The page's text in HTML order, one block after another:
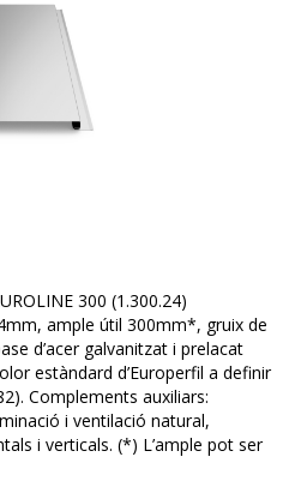
300 (1.300.24)
ample útil 300mm*, gruix de
d’acer galvanitzat i prelacat
estàndard d’Europerfil a definir
Complements auxiliars:
i ventilació natural,
i verticals. (*) L’ample pot ser